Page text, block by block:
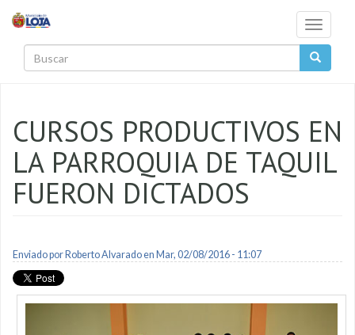
Toggle
CURSOS PRODUCTIVOS EN
LA PARROQUIA DE TAQUIL
FUERON DICTADOS
Enviado por Roberto Alvaradoen Mar, 02/08/2016 - 11:07